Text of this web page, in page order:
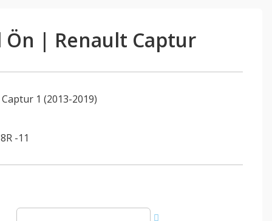
Ön | Renault Captur
Captur 1 (2013-2019)
-11